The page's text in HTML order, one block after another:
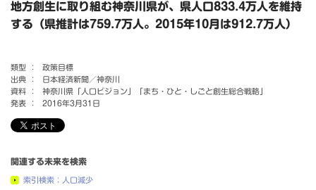
地方創生に取り組む神奈川県が、県人口833.4万人を維持
する（県推計は759.7万人。2015年10月は912.7万人）
類型 ：
政策目標
出典 ：
日本経済新聞／神奈川
資料 ：
神奈川県「人口ビジョン」「まち・ひと・しごと創生総合戦略」
発表 ：
2016年3月31日
関連する未来を検索
索引検索：人口減少